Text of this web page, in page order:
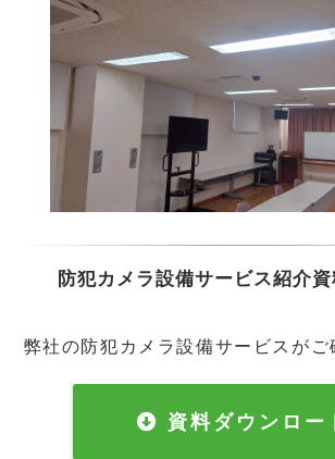
防犯カメラ設備サービス紹介
弊社の防犯カメラ設備サービスがご
資料ダウンロー